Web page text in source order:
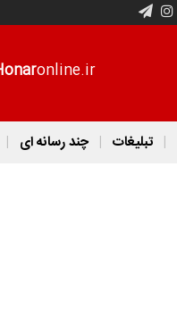
online.ir
تبلیغات چند رسانه ای